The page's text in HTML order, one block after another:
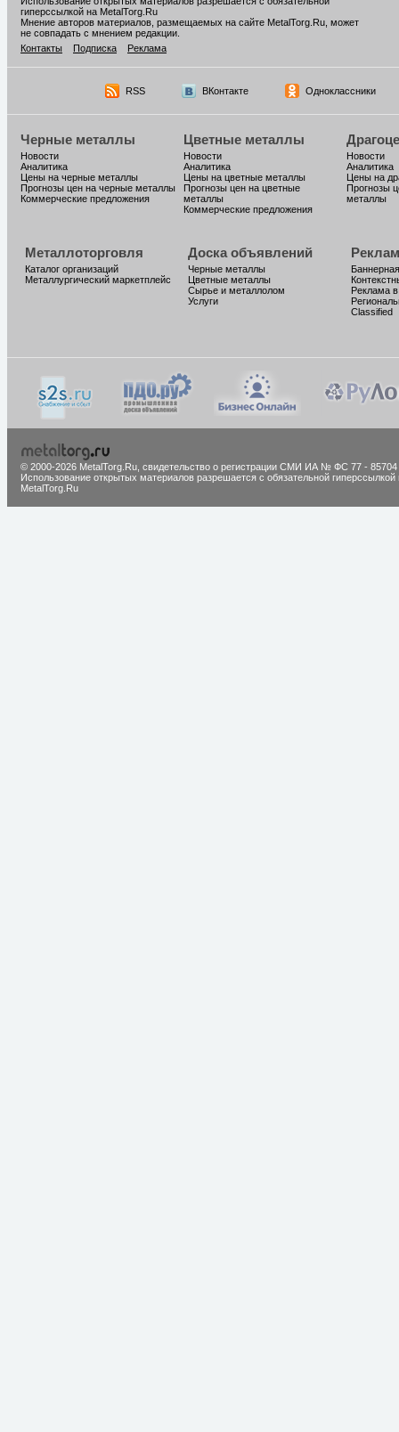
гиперссылкой на MetalTorg.Ru
Мнение авторов материалов, размещаемых на сайте MetalTorg.Ru, может
не совпадать с мнением редакции.
Контакты
Подписка Реклама
RSS ВКонтакте Одноклассники
Черные металлы
Новости
Аналитика
Цены на черные металлы
Прогнозы цен на черные металлы
Коммерческие предложения
Цветные металлы
Новости
Аналитика
Цены на цветные металлы
Прогнозы цен на цветные
металлы
Коммерческие предложения
Новости
Аналитика
Цены на
Прогнозы
металлы
Металлоторговля
Каталог организаций
Металлургический маркетплейс
Доска объявлений
Черные металлы
Цветные металлы
Сырье и металлолом
Услуги
Реклама
Classified
© 2000-2026 MetalTorg.Ru, cвидетельство о регистрации СМИ ИА № ФС 77 - 85704
Использование открытых материалов разрешается с обязательной гиперссылкой
MetalTorg.Ru